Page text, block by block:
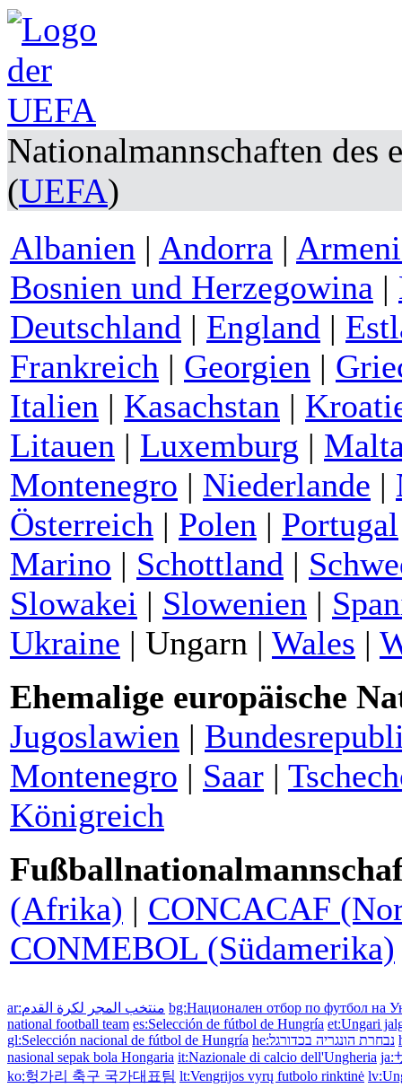
Nationalmannschaften des
(UEFA)
Albanien | Andorra |
Bosnien und Herzegowina |
Deutschland | England |
Frankreich | Georgien |
Italien | Kasachstan |
Litauen | Luxemburg |
Montenegro | Niederlande |
Österreich | Polen | Portugal
Marino | Schottland |
Slowakei | Slowenien |
Ukraine | Ungarn | Wales |
Ehemalige europäische
Jugoslawien |
Montenegro | Saar |
Königreich
(Afrika) | CONCACAF
CONMEBOL (Südamerika)
ar:منتخب المجر لكرة القدم bg:Национален отбор по футбол на
national football team es:Selección de fútbol de Hungría et:Ungari
gl:Selección nacional de fútbol de Hungría
he:נבחרת הונגריה בכדורגל
nasional sepak bola Hongaria it:Nazionale di calcio dell'Ungheria ja:
ko:헝가리 축구 국가대표팀 lt:Vengrijos vyrų futbolo rinktinė